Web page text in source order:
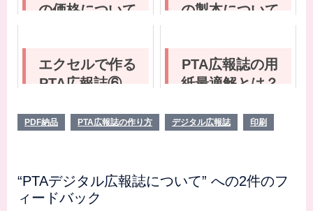
の価格について
の製本について
て解説します
エクセルで作る
PTA広報誌⑥
ク 画像を軽く
ット！
PTA広報誌の用
紙最適解とは？
称から選び方ま
PDF納品 PTA広報誌の作り方 デジタル広報誌 印刷
“PTAデジタル広報誌について” への2件のフ
ィードバック